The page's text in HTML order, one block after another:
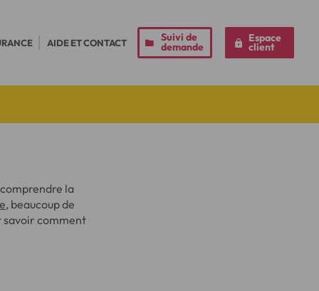
AIDE ET CONTACT Suivi de
demande
Espace
client
la
, beaucoup de
savoir comment